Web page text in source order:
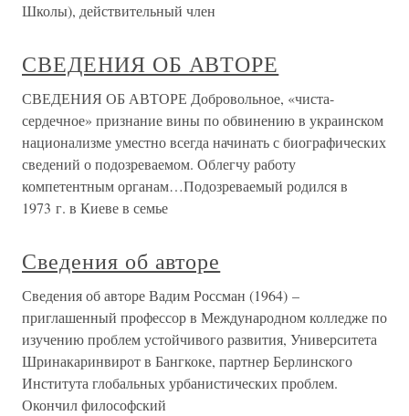
Школы), действительный член
СВЕДЕНИЯ ОБ АВТОРЕ
СВЕДЕНИЯ ОБ АВТОРЕ Добровольное, «чиста-
сердечное» признание вины по обвинению в украинском
национализме уместно всегда начинать с биографических
сведений о подозреваемом. Облегчу работу
компетентным органам…Подозреваемый родился в
1973 г. в Киеве в семье
Сведения об авторе
Сведения об авторе Вадим Россман (1964) –
приглашенный профессор в Международном колледже по
изучению проблем устойчивого развития, Университета
Шринакаринвирот в Бангкоке, партнер Берлинского
Института глобальных урбанистических проблем.
Окончил философский